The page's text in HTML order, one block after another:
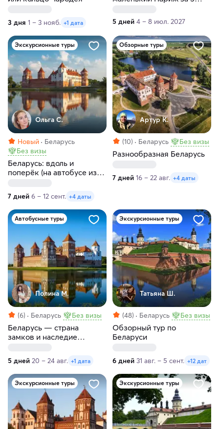
3 дня 1 – 3 нояб. +1 дата 5 дней 4 – 8 июл. 2027
Экскурсионные туры
Ольга С.
Новый
Беларусь
Без визы
Беларусь: вдоль и
поперёк (на автобусе из
7 дней 6 – 12 сент. +4 даты
Обзорные туры
Артур К.
(10) Беларусь Без визы
Разнообразная Беларусь
7 дней 16 – 22 авг. +4 даты
Автобусные туры
Полина М.
(6) Беларусь Без визы
Беларусь — страна
замков и наследие
5 дней 20 – 24 авг. +1 дата
Экскурсионные туры
Татьяна Ш.
(48) Беларусь Без визы
Обзорный тур по
Беларуси
6 дней 31 авг. – 5 сент. +12 дат
Экскурсионные туры Экскурсионные туры